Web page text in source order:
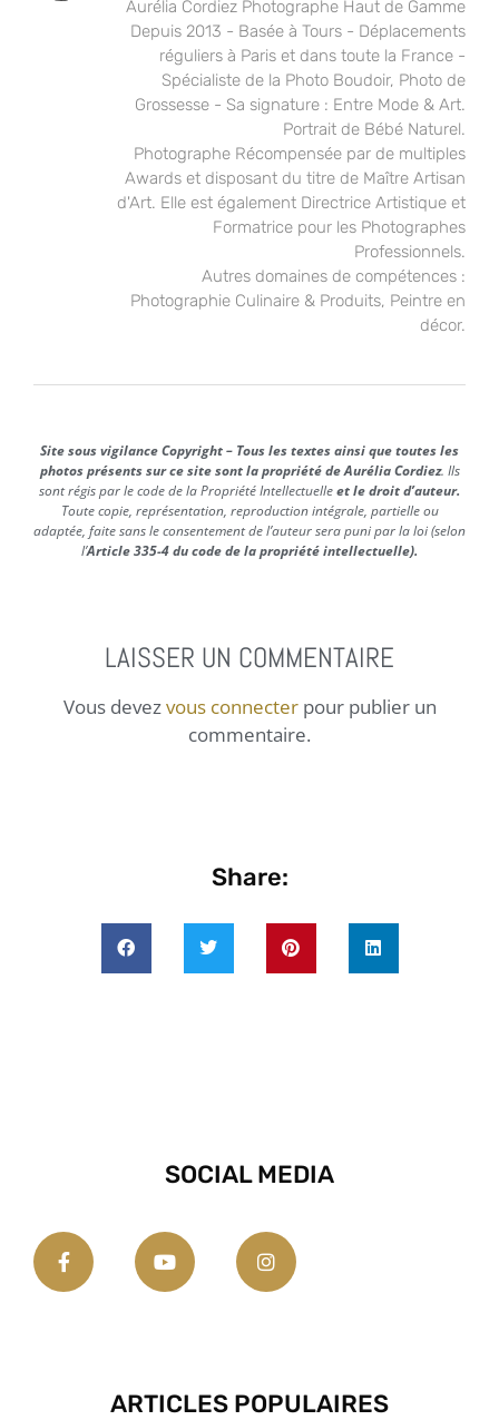
Aurélia Cordiez Photographe Haut de Gamme
Depuis 2013 - Basée à Tours - Déplacements
réguliers à Paris et dans toute la France -
Spécialiste de la Photo Boudoir, Photo de
Grossesse - Sa signature : Entre Mode & Art.
Portrait de Bébé Naturel.
Photographe Récompensée par de multiples
Awards et disposant du titre de Maître Artisan
d'Art. Elle est également Directrice Artistique et
Formatrice pour les Photographes
Professionnels.
Autres domaines de compétences :
Photographie Culinaire & Produits, Peintre en
décor.
Site sous vigilance Copyright – Tous les textes ainsi que toutes les
photos présents sur ce site sont la propriété de Aurélia Cordiez. Ils
sont régis par le code de la Propriété Intellectuelleet le droit d’auteur.
Toute copie, représentation, reproduction intégrale, partielle ou
adaptée, faite sans le consentement de l’auteur sera puni par la loi (selon
l’Article 335-4 du code de la propriété intellectuelle).
LAISSER UN COMMENTAIRE
Vous devezvous connecterpour publier un
commentaire.
Share:
SOCIAL MEDIA
ARTICLES POPULAIRES